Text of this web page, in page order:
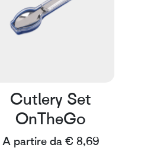
Cutlery Set
OnTheGo
A partire da € 8,69